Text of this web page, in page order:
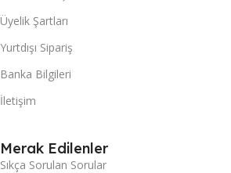
Üyelik Şartları
Yurtdışı Sipariş
Banka Bilgileri
İletişim
Merak Edilenler
Sıkça Sorulan Sorular